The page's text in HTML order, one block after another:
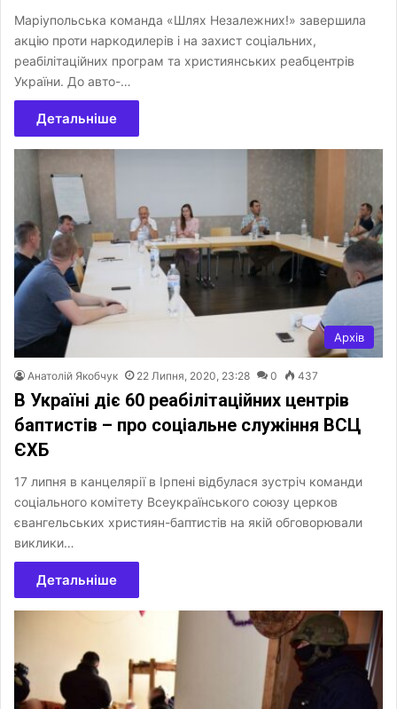
Маріупольська команда «Шлях Незалежних!» завершила
акцію проти наркодилерів і на захист соціальних,
реабілітаційних програм та християнських реабцентрів
України. До авто-…
Детальніше
Архів
Анатолій Якобчук 22 Липня, 2020, 23:28 0 437
В Україні діє 60 реабілітаційних центрів
баптистів – про соціальне служіння ВСЦ
ЄХБ
17 липня в канцелярії в Ірпені відбулася зустріч команди
соціального комітету Всеукраїнського союзу церков
євангельських християн-баптистів на якій обговорювали
виклики…
Детальніше